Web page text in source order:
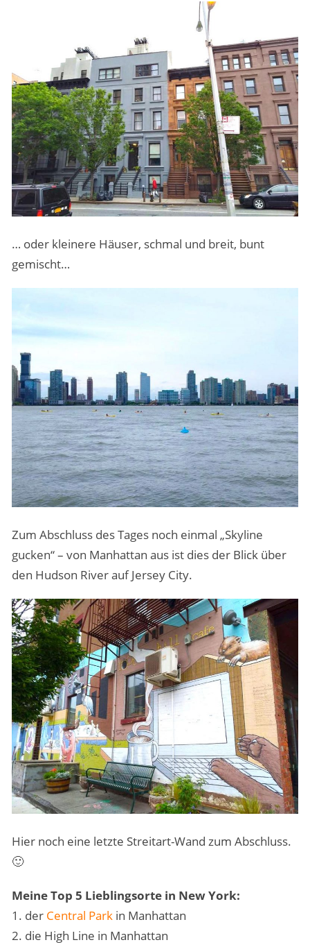
… oder kleinere Häuser, schmal und breit, bunt
gemischt…
Zum Abschluss des Tages noch einmal „Skyline
gucken“ – von Manhattan aus ist dies der Blick über
den Hudson River auf Jersey City.
Hier noch eine letzte Streitart-Wand zum Abschluss.
🙂
Meine Top 5 Lieblingsorte in New York:
1. der Central Parkin Manhattan
2. die High Line in Manhattan